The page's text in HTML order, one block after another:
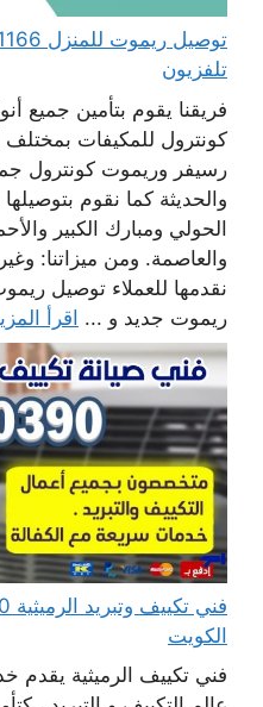
تلفزيون
فريقنا يقوم بتأمين جميع
كونترول للمكيفات بمختلف
رسيفر وريموت كونترول
والحديثة كما نقوم
الحولي ومبارك الكبير
والعاصمة. ومن ميزاتنا:
نقدمها للعملاء توصيل
ريموت جديد و ... اقرأ
الكويت
فني تكييف الرميثية